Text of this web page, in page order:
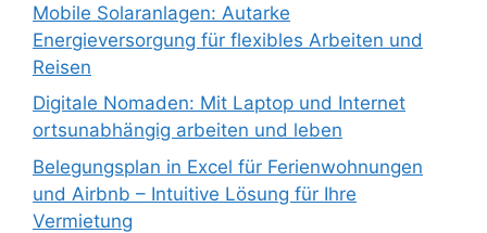
Mobile Solaranlagen: Autarke
Energieversorgung für flexibles Arbeiten und
Reisen
Digitale Nomaden: Mit Laptop und Internet
ortsunabhängig arbeiten und leben
Belegungsplan in Excel für Ferienwohnungen
und Airbnb – Intuitive Lösung für Ihre
Vermietung